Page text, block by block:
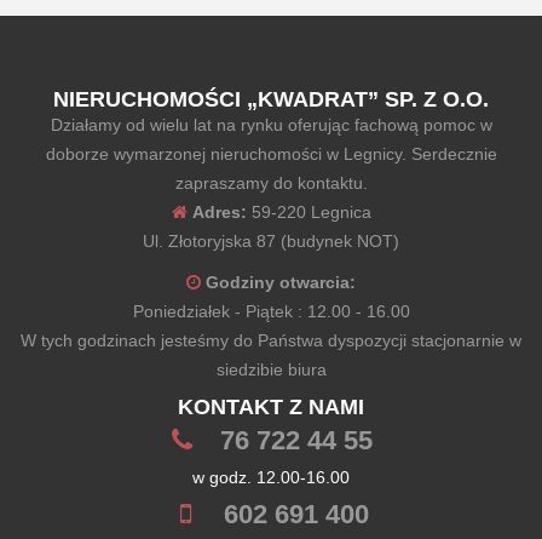
NIERUCHOMOŚCI „KWADRAT” SP. Z O.O.
Działamy od wielu lat na rynku oferując fachową pomoc w
doborze wymarzonej nieruchomości w Legnicy. Serdecznie
zapraszamy do kontaktu.
Adres: 59-220 Legnica
Ul. Złotoryjska 87 (budynek NOT)
Godziny otwarcia:
Poniedziałek - Piątek : 12.00 - 16.00
W tych godzinach jesteśmy do Państwa dyspozycji stacjonarnie w
siedzibie biura
KONTAKT Z NAMI
76 722 44 55
w godz. 12.00-16.00
602 691 400